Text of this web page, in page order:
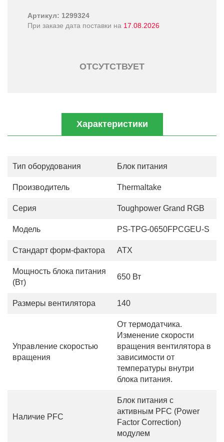
Артикул: 1299324
При заказе дата поставки на 17.08.2026
ОТСУТСТВУЕТ
Характеристики
Тип оборудования Блок питания
Производитель Thermaltake
Серия Toughpower Grand RGB
Модель PS-TPG-0650FPCGEU-S
Стандарт форм-фактора ATX
Мощность блока питания
(Вт)
650 Вт
Размеры вентилятора 140
Управление скоростью
вращения
От термодатчика.
Изменение скорости
вращения вентилятора в
зависимости от
температуры внутри
блока питания.
Наличие PFC
Блок питания с
активным PFC (Power
Factor Correction)
модулем